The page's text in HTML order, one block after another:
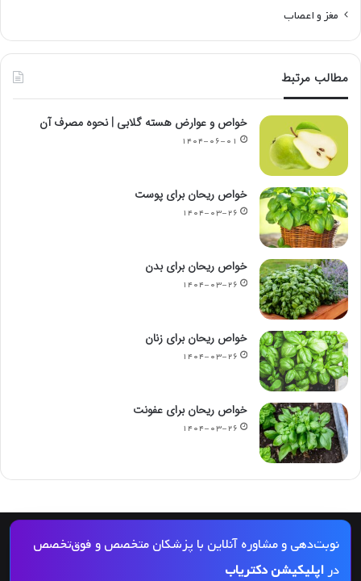
مغز و اعصاب
مطالب مرتبط
خواص و عوارض هسته گلابی | نحوه مصرف آن
۱۴۰۴-۰۶-۰۱
خواص ریحان برای پوست
۱۴۰۴-۰۳-۲۶
خواص ریحان برای بدن
۱۴۰۴-۰۳-۲۶
خواص ریحان برای زنان
۱۴۰۴-۰۳-۲۶
خواص ریحان برای عفونت
۱۴۰۴-۰۳-۲۶
نوبت‌دهی و مشاوره آنلاین با پزشکان متخصص و فوق‌تخصص
دراپلیکیشن دکتریاب
© کپی رایت 2026, کلیه حقوق مادی و معنوی این مجله و کلیه خدمات آن محفوظ و متعلق
به دکتریاب است و بازنشر مطالب این سایت تنها با ذکر منبع و لینک به این سایت مجاز